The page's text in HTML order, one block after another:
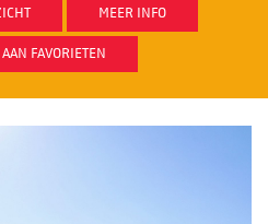
MEER INFO
FAVORIETEN